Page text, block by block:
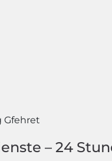
Gfehret
– 24